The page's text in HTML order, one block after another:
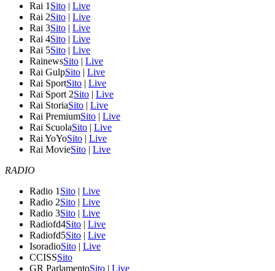
Rai 1 Sito | Live
Rai 2Sito | Live
Rai 3Sito | Live
Rai 4Sito | Live
Rai 5Sito | Live
RainewsSito | Live
Rai GulpSito | Live
Rai SportSito | Live
Rai Sport 2Sito | Live
Rai StoriaSito | Live
Rai PremiumSito | Live
Rai ScuolaSito | Live
Rai YoYoSito | Live
Rai MovieSito | Live
RADIO
Radio 1 Sito | Live
Radio 2Sito | Live
Radio 3Sito | Live
Radiofd4Sito | Live
Radiofd5Sito | Live
IsoradioSito | Live
CCISSSito
GR ParlamentoSito | Live